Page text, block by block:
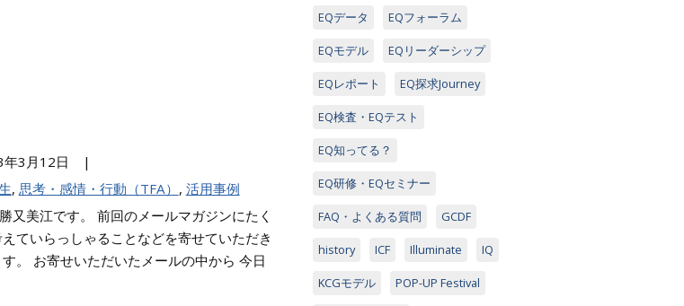
年3月12日 |
, 思考・感情・行動（TFA） , 活用事例
美江です。 前回のメールマガジンにたく
ていらっしゃることなどを寄せていただき
。 お寄せいただいたメールの中から 今日
EQデータ EQフォーラム
EQモデル EQリーダーシップ
EQレポート EQ探求Journey
EQ検査・EQテスト
EQ知ってる？
EQ研修・EQセミナー
FAQ・よくある質問 GCDF
history ICF Illuminate IQ
KCGモデル POP-UP Festival